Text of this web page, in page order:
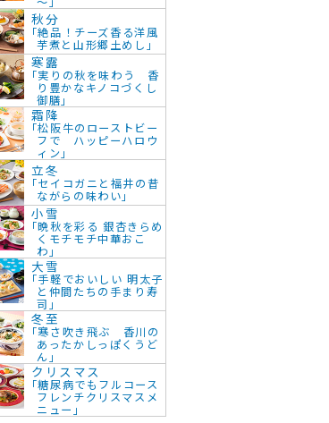
秋分
「絶品！チーズ香る洋風
芋煮と山形郷土めし」
寒露
「実りの秋を味わう 香
り豊かなキノコづくし
御膳」
霜降
「松阪牛のローストビー
フで ハッピーハロウ
ィン」
立冬
「セイコガニと福井の昔
ながらの味わい」
小雪
「晩秋を彩る 銀杏きらめ
くモチモチ中華おこ
わ」
大雪
「手軽でおいしい 明太子
と仲間たちの手まり寿
司」
冬至
「寒さ吹き飛ぶ 香川の
あったかしっぽくうど
ん」
クリスマス
「糖尿病でもフルコース
フレンチクリスマスメ
ニュー」